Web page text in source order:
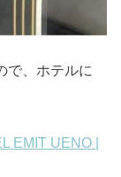
で、ホテルに
EMIT UENO |